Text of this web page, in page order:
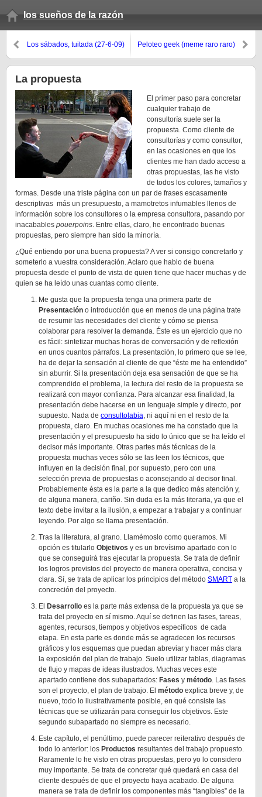
los sueños de la razón
Los sábados, tuitada (27-6-09) Peloteo geek (meme raro raro)
La propuesta
El primer paso para concretar
cualquier trabajo de
consultoría suele ser la
propuesta. Como cliente de
consultorías y como consultor,
en las ocasiones en que los
clientes me han dado acceso a
otras propuestas, las he visto
de todos los colores, tamaños y
formas. Desde una triste página con un par de frases escasamente
descriptivas más un presupuesto, a mamotretos infumables llenos de
información sobre los consultores o la empresa consultora, pasando por
inacabables pouerpoins. Entre ellas, claro, he encontrado buenas
propuestas, pero siempre han sido la minoría.
¿Qué entiendo por una buena propuesta? A ver si consigo concretarlo y
someterlo a vuestra consideración. Aclaro que hablo de buena
propuesta desde el punto de vista de quien tiene que hacer muchas y de
quien se ha leído unas cuantas como cliente.
Me gusta que la propuesta tenga una primera parte de
Presentación o introducción que en menos de una página trate
de resumir las necesidades del cliente y cómo se piensa
colaborar para resolver la demanda. Éste es un ejercicio que no
es fácil: sintetizar muchas horas de conversación y de reflexión
en unos cuantos párrafos. La presentación, lo primero que se lee,
ha de dejar la sensación al cliente de que “éste me ha entendido”
sin aburrir. Si la presentación deja esa sensación de que se ha
comprendido el problema, la lectura del resto de la propuesta se
realizará con mayor confianza. Para alcanzar esa finalidad, la
presentación debe hacerse en un lenguaje simple y directo, por
supuesto. Nada de consultolabia, ni aquí ni en el resto de la
propuesta, claro. En muchas ocasiones me ha constado que la
presentación y el presupuesto ha sido lo único que se ha leído el
decisor más importante. Otras partes más técnicas de la
propuesta muchas veces sólo se las leen los técnicos, que
influyen en la decisión final, por supuesto, pero con una
selección previa de propuestas o aconsejando al decisor final.
Probablemente ésta es la parte a la que dedico más atención y,
de alguna manera, cariño. Sin duda es la más literaria, ya que el
texto debe invitar a la ilusión, a empezar a trabajar y a continuar
leyendo. Por algo se llama presentación.
Tras la literatura, al grano. Llamémoslo como queramos. Mi
opción es titularlo Objetivos y es un brevísimo apartado con lo
que se conseguirá tras ejecutar la propuesta. Se trata de definir
los logros previstos del proyecto de manera operativa, concisa y
clara. Sí, se trata de aplicar los principios del método SMART a la
concreción del proyecto.
El Desarrollo es la parte más extensa de la propuesta ya que se
trata del proyecto en sí mismo. Aquí se definen las fases, tareas,
agentes, recursos, tiempos y objetivos específicos de cada
etapa. En esta parte es donde más se agradecen los recursos
gráficos y los esquemas que puedan abreviar y hacer más clara
la exposición del plan de trabajo. Suelo utilizar tablas, diagramas
de flujo y mapas de ideas ilustrados. Muchas veces este
apartado contiene dos subapartados: Fases y método. Las fases
son el proyecto, el plan de trabajo. El método explica breve y, de
nuevo, todo lo ilustrativamente posible, en qué consiste las
técnicas que se utilizarán para conseguir los objetivos. Este
segundo subapartado no siempre es necesario.
Este capítulo, el penúltimo, puede parecer reiterativo después de
todo lo anterior: los Productos resultantes del trabajo propuesto.
Raramente lo he visto en otras propuestas, pero yo lo considero
muy importante. Se trata de concretar qué quedará en casa del
cliente después de que el proyecto haya acabado. De alguna
manera se trata de definir los componentes más “tangibles” de la